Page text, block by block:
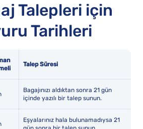
Talepleri için
Tarihleri
Talep Süresi
Bagajınızı aldıktan sonra 21 gün
içinde yazılı bir talep sunun.
Eşyalarınız hala bulunamadıysa 21